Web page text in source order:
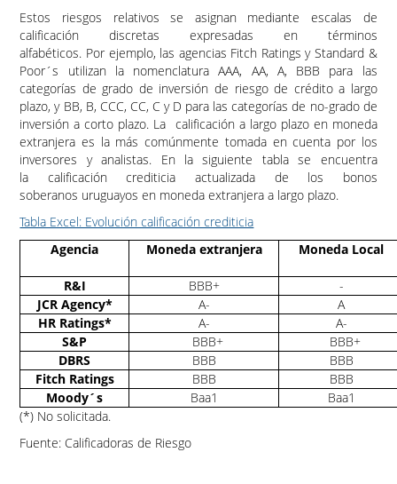
Estos riesgos relativos se asignan mediante escalas de
calificación discretas expresadas en términos
alfabéticos. Por ejemplo, las agencias Fitch Ratings y Standard &
Poor´s utilizan la nomenclatura AAA, AA, A, BBB para las
categorías de grado de inversión de riesgo de crédito a largo
plazo, y BB, B, CCC, CC, C y D para las categorías de no-grado de
inversión a corto plazo. La calificación a largo plazo en moneda
extranjera es la más comúnmente tomada en cuenta por los
inversores y analistas. En la siguiente tabla se encuentra
la calificación crediticia actualizada de los bonos
soberanos uruguayos en moneda extranjera a largo plazo.
Tabla Excel: Evolución calificación crediticia
Agencia
Moneda extranjera Moneda Local
R&I BBB+
-
JCR Agency*
A-
A
HR Ratings*
A-
A-
S&P
BBB+
BBB+
DBRS
BBB
BBB
Fitch Ratings
BBB
BBB
Moody´s
Baa1
Baa1
(*) No solicitada.
Fuente: Calificadoras de Riesgo